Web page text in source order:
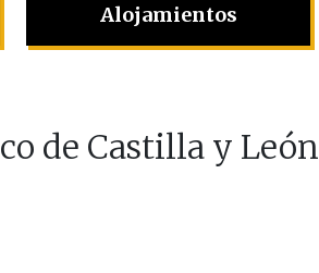
Alojamientos
de Castilla y León